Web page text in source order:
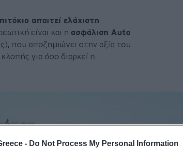
- Do Not Process My Personal Information
απαιτεί ελάχιστη
είναι και η ασφάλιση Auto
που αποζημιώνει στην αξία του
για όσο διαρκεί η